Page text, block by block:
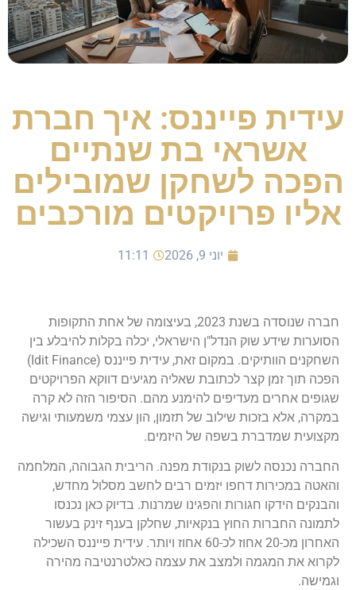
עידית פייננס: איך חברת
אשראי בת שנתיים
הפכה לשחקן שמובילים
אליו פרויקטים מורכבים
יוני 9, 2026 11:11
חברה שנוסדה בשנת 2023, בעיצומה של אחת התקופות
הסוערות שידע שוק הנדל"ן הישראלי, יכלה בקלות להיבלע בין
השחקנים הוותיקים. במקום זאת, עידית פייננס (Idit Finance)
הפכה תוך זמן קצר לכתובת שאליה מגיעים דווקא הפרויקטים
שגופים אחרים מעדיפים להימנע מהם. הסיפור הזה לא קרה
במקרה, אלא בזכות שילוב של תזמון, הון עצמי משמעותי וגישה
מקצועית שמדברת בשפה של היזמים.
החברה נכנסה לשוק בנקודת מפנה. הריבית הגבוהה, המלחמה
והאטה במכירות דחפו יזמים רבים לחשב מסלול מחדש,
והבנקים הידקו חגורות והפגינו שמרנות. בדיוק כאן נכנסו
לתמונה החברות החוץ בנקאיות, שחלקן בענף זינק בעשור
האחרון מכ-20 אחוז לכ-60 אחוז ויותר. עידית פייננס השכילה
לקרוא את המגמה ולמצב את עצמה כאלטרנטיבה מהירה
וגמישה.